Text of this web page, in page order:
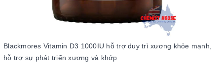
Blackmores Vitamin D3 1000IU hỗ trợ duy trì xương khỏe mạnh,
hỗ trợ sự phát triển xương và khớp